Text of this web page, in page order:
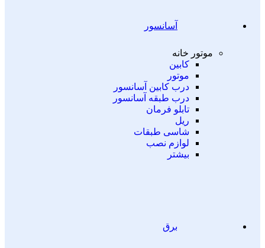
آسانسور
موتور خانه
کابین
موتور
درب کابین آسانسور
درب طبقه آسانسور
تابلو فرمان
ریل
شاسی طبقات
لوازم نصب
بیشتر
برق